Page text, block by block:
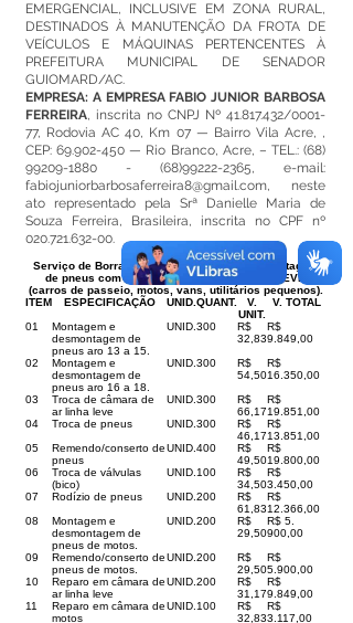
EMERGENCIAL, INCLUSIVE EM ZONA RURAL,
DESTINADOS À MANUTENÇÃO DA FROTA DE
VEÍCULOS E MÁQUINAS PERTENCENTES À
PREFEITURA MUNICIPAL DE SENADOR
GUIOMARD/AC.
EMPRESA: A EMPRESA FABIO JUNIOR BARBOSA
FERREIRA, inscrita no CNPJ Nº 41.817.432/0001-
77, Rodovia AC 40, Km 07 — Bairro Vila Acre, ,
CEP:69.902-450 — Rio Branco, Acre, – TEL.: (68)
99209-1880 - (68)99222-2365, e-mail:
fabiojuniorbarbosaferreira8@gmail.com, neste
ato representado pela Srª Danielle Maria de
Souza Ferreira, Brasileira, inscrita no CPF nº
020.721.632-00.
Serviço de Borracharia (Conserto, Troca e Montagem
de pneus com e sem câmara de ar) LINHA LEVE
(carros de passeio, motos, vans, utilitários pequenos).
ITEM
ESPECIFICAÇÃO UNID. QUANT.
V.
UNIT.
V. TOTAL
01
Montagem e
desmontagem de
pneus aro 13 a 15.
UNID. 300
R$
32,83
R$
9.849,00
02
Montagem e
desmontagem de
pneus aro 16 a 18.
UNID. 300
R$
54,50
R$
16.350,00
03
Troca de câmara de
ar linha leve
UNID. 300
R$
66,17
R$
19.851,00
04
Troca de pneus UNID. 300
R$
46,17
R$
13.851,00
05
Remendo/conserto de
pneus
UNID. 400
R$
49,50
R$
19.800,00
06
Troca de válvulas
(bico)
UNID. 100
R$
34,50
R$
3.450,00
07
Rodízio de pneus UNID. 200
R$
61,83
R$
12.366,00
08
Montagem e
desmontagem de
pneus de motos.
UNID. 200
R$
29,50
R$ 5.
900,00
09
Remendo/conserto de
pneus de motos.
UNID. 200
R$
29,50
R$
5.900,00
10
Reparo em câmara de
ar linha leve
UNID. 200
R$
31,17
R$
9.849,00
11
Reparo em câmara de
motos
UNID. 100
R$
32,83
R$
3.117,00